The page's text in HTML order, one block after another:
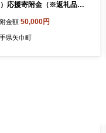
）応援寄附金（※返礼品な
援 支援 応援 国内旅行 教
高齢者 医療 環境 防災 ス
金額 50,000円
県矢巾町